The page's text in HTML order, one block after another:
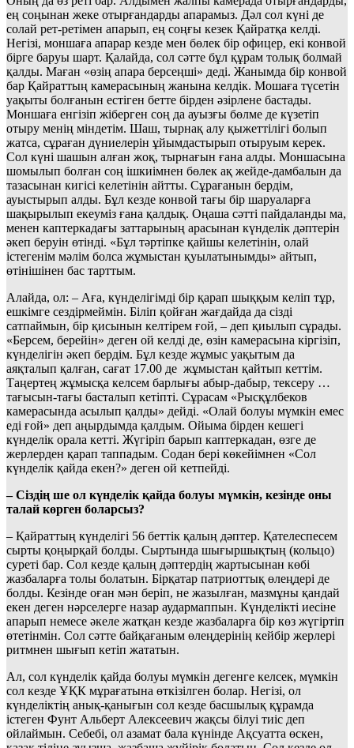
ең соңынан жеке отырғандарды апарамыз. Дәл сол күні де
солай рет-ретімен апарып, ең соңғы кезек Қайратқа келді.
Негізі, моншаға апарар кезде мен бөлек бір офицер, екі конвой
бірге баруы шарт. Қалайда, сол сәтте бұл құрам толық болмай
қалды. Маған «өзің апара берсеңші» деді. Жанымда бір конвой
бар Қайраттың камерасының жанына келдік. Мошаға түсетін
уақыты болғанын естіген бетте бірден әзірлене бастады.
Моншаға енгізіп жіберген соң да ауызғы бөлме де күзетіп
отыру менің міндетім. Шаш, тырнақ алу қыжеттілігі болып
жатса, сұраған дүниелерін ұйымдастырып отыруым керек.
Сол күні шашын алған жоқ, тырнағын ғана алды. Моншасына
шомылып болған соң ішкиімнен бөлек ақ жейде-дамбалын да
тазасынан кигісі келетінін айтты. Сұрағанын бердім,
ауыстырып алды. Бұл кезде конвой тағы бір шаруаларға
шақырылып екеуміз ғана қалдық. Оңаша сәтті пайдаланды ма,
менен каптеркадағы заттарының арасынан күнделік дәптерін
әкеп беруін өтінді. «Бұл тәртіпке қайшы келетінін, олай
істегенім мәлім болса жұмыстан қуылатынымды» айтып,
өтінішінен бас тарттым.
Алайда, ол: – Аға, күнделігімді бір қарап шыққым келіп тұр,
ешкімге сездірмеймін. Біліп қойған жағдайда да сізді
сатпаймын, бір қисынын келтірем ғой, – деп қиылып сұрады.
«Берсем, берейін» деген ой келді де, өзін камерасына кіргізіп,
күнделігін әкеп бердім. Бұл кезде жұмыс уақытым да
аяқталып қалған, сағат 17.00 де жұмыстан қайтып кеттім.
Таңертең жұмысқа келсем барлығы абыр-дабыр, тексеру …
тағысын-тағы басталып кетіпті. Сұрасам «Рысқұлбеков
камерасында асылып қалды» дейді. «Олай болуы мүмкін емес
еді ғой» деп аңырдымда қалдым. Ойыма бірден кешегі
күнделік орала кетті. Жүгіріп барып каптеркадан, өзге де
жерлерден қарап таппадым. Содан бері көкейімнен «Сол
күнделік қайда екен?» деген ой кетпейді.
– Сіздің ше ол күнделік қайда болуы мүмкін, кезінде оны
талай көрген боларсыз?
– Қайраттың күнделігі 56 беттік қалың дәптер. Қателеспесем
сырты қоңырқай болды. Сыртында шығыршықтың (кольцо)
суреті бар. Сол кезде қалың дәптердің жартысынан көбі
жазбаларға толы болатын. Бірқатар патриоттық өлеңдері де
болды. Кезінде оған мән беріп, не жазылған, мазмұны қандай
екен деген нәрселерге назар аудармаппын. Күнделікті иесіне
апарып немесе әкеле жатқан кезде жазбаларға бір көз жүгіртіп
өтетінмін. Сол сәтте байқағаным өлеңдерінің кейбір жерлері
ритмнен шығып кетіп жататын.
Ал, сол күнделік қайда болуы мүмкін дегенге келсек, мүмкін
сол кезде ҰҚК мұрағатына өткізілген болар. Негізі, ол
күнделіктің анық-қанығын сол кезде басшылық құрамда
істеген Фунт Альберт Алексеевич жақсы білуі тиіс деп
ойлаймын. Себебі, ол азамат бала күнінде Ақсуатта өскен,